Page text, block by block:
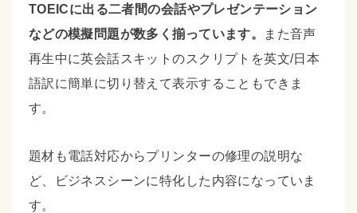
TOEICに出る二者間の会話やプレゼンテーション
などの模擬問題が数多く揃っています。
また音声
再生中に英会話スキットのスクリプトを英文/日本
語訳に簡単に切り替えて表示することもできま
す。
題材も電話対応からプリンターの修理の説明な
ど、ビジネスシーンに特化した内容になっていま
す。